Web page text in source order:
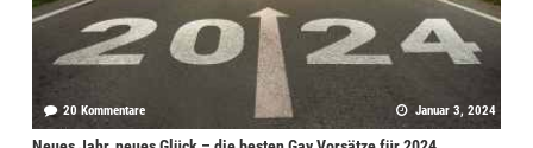
20 Kommentare Januar 3, 2024